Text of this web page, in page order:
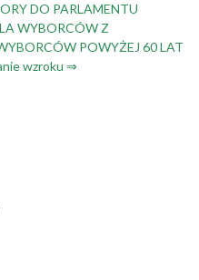
DO PARLAMENTU
WYBORCÓW Z
POWYŻEJ 60 LAT
wzroku ⇒